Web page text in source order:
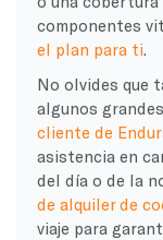
componentes
el plan para ti.
No olvides que
algunos
cliente de
asistencia en
del día o de la
de alquiler de
viaje para